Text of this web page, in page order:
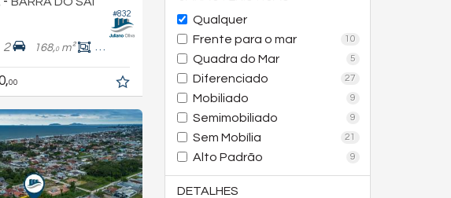
Qualquer
Frente para o mar
10
Quadra do Mar 5
Diferenciado 27
Mobiliado 9
Semimobiliado 9
Sem Mobília 21
Alto Padrão 9
DETALHES
#832
2 168,0m² 104,
00